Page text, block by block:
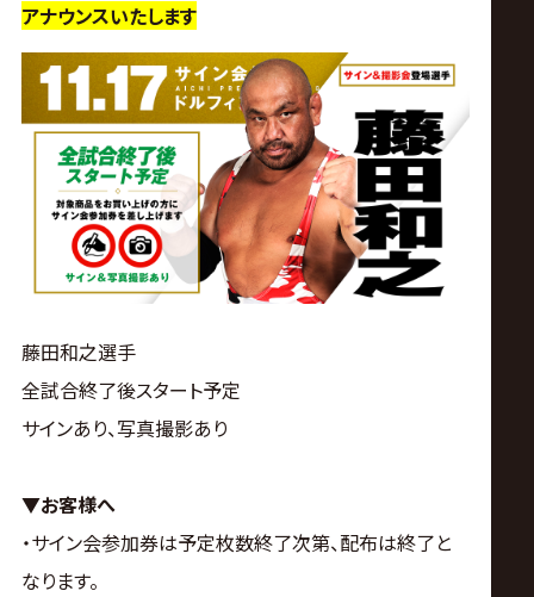
アナウンスいたします
藤田和之選手
全試合終了後スタート予定
サインあり、写真撮影あり
▼お客様へ
・サイン会参加券は予定枚数終了次第、配布は終了と
なります。